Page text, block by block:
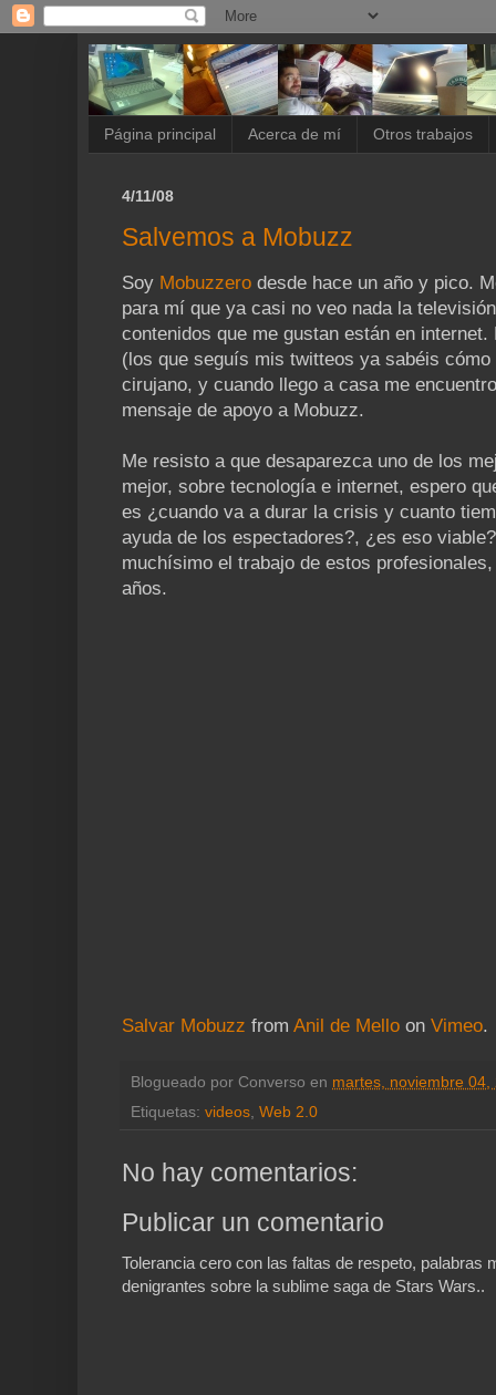
Página principal Acerca de mí Otros trabajos
4/11/08
Salvemos a Mobuzz
Soy Mobuzzero desde hace un año y pico.
para mí que ya casi no veo nada la
contenidos que me gustan están en
(los que seguís mis twitteos ya sabéis
cirujano, y cuando llego a casa me
mensaje de apoyo a Mobuzz.
Me resisto a que desaparezca uno de los
mejor, sobre tecnología e internet, espero
es ¿cuando va a durar la crisis y cuanto
ayuda de los espectadores?, ¿es eso
muchísimo el trabajo de estos
años.
Salvar Mobuzz from Anil de Mello on Vimeo.
Blogueado por Converso en martes, noviembre 04,
Etiquetas: videos Web 2.0
No hay comentarios:
Publicar un comentario
Tolerancia cero con las faltas de respeto, palabras
denigrantes sobre la sublime saga de Stars Wars..